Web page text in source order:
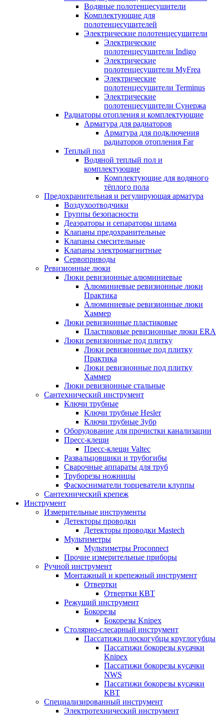
Водяные полотенцесушители
Комплектующие для
полотенцесушителей
Электрические полотенцесушители
Электрические
полотенцесушители Indigo
Электрические
полотенцесушители MyFrea
Электрические
полотенцесушители Terminus
Электрические
полотенцесушители Сунержа
Радиаторы отопления и комплектующие
Арматура для радиаторов
Арматура для подключения
радиаторов отопления Far
Теплый пол
Водяной теплый пол и
комплектующие
Комплектующие для водяного
тёплого пола
Предохранительная и регулирующая арматура
Воздухоотводчики
Группы безопасности
Деаэраторы и сепараторы шлама
Клапаны предохранительные
Клапаны смесительные
Клапаны электромагнитные
Сервоприводы
Ревизионные люки
Люки ревизионные алюминиевые
Алюминиевые ревизионные люки
Практика
Алюминиевые ревизионные люки
Хаммер
Люки ревизионные пластиковые
Пластиковые ревизионные люки ERA
Люки ревизионные под плитку
Люки ревизионные под плитку
Практика
Люки ревизионные под плитку
Хаммер
Люки ревизионные стальные
Сантехнический инструмент
Ключи трубные
Ключи трубные Hesler
Ключи трубные Зубр
Оборудование для прочистки канализации
Пресс-клещи
Пресс-клещи Valtec
Развальцовщики и трубогибы
Сварочные аппараты для труб
Труборезы ножницы
Фаскосниматели торцеватели клуппы
Сантехнический крепеж
Инструмент
Измерительные инструменты
Детекторы проводки
Детекторы проводки Mastech
Мультиметры
Мультиметры Proconnect
Прочие измерительные приборы
Ручной инструмент
Монтажный и крепежный инструмент
Отвертки
Отвертки КВТ
Режущий инструмент
Бокорезы
Бокорезы Knipex
Столярно-слесарный инструмент
Пассатижи плоскогубцы круглогубцы
Пассатижи бокорезы кусачки
Knipex
Пассатижи бокорезы кусачки
NWS
Пассатижи бокорезы кусачки
КВТ
Специализированный инструмент
Электротехнический инструмент